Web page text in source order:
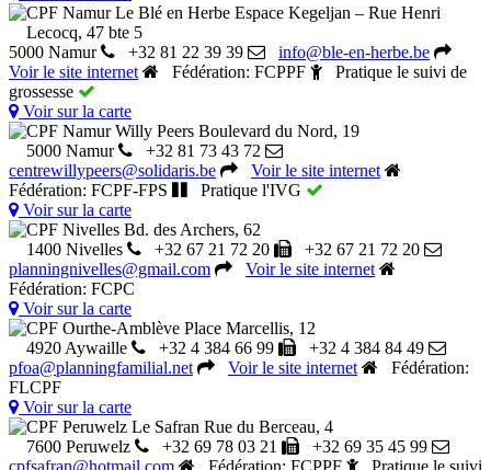
CPF Namur Le Blé en Herbe Espace Kegeljan – Rue Henri
Lecocq, 47 bte 5
5000 Namur
+32 81 22 39 39
info@ble-en-herbe.be
Voir le site internet
Fédération: FCPPF
Pratique le suivi de
grossesse
Voir sur la carte
CPF Namur Willy Peers Boulevard du Nord, 19
5000 Namur
+32 81 73 43 72
centrewillypeers@solidaris.be
Voir le site internet
Fédération: FCPF-FPS
Pratique l'IVG
Voir sur la carte
CPF Nivelles Bd. des Archers, 62
1400 Nivelles
+32 67 21 72 20
+32 67 21 72 20
planningnivelles@gmail.com
Voir le site internet
Fédération: FCPC
Voir sur la carte
CPF Ourthe-Amblève Place Marcellis, 12
4920 Aywaille
+32 4 384 66 99
+32 4 384 84 49
pfoa@planningfamilial.net
Voir le site internet
Fédération:
FLCPF
Voir sur la carte
CPF Peruwelz Le Safran Rue du Berceau, 4
7600 Peruwelz
+32 69 78 03 21
+32 69 35 45 99
cpfsafran@hotmail.com
Fédération: FCPPF
Pratique le suivi